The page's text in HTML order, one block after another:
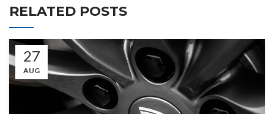
RELATED POSTS
27
AUG